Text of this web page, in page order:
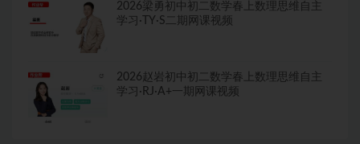
2026梁勇初中初二数学春上数理思维自主
学习·TY·S二期网课视频
2026赵岩初中初二数学春上数理思维自主
学习·RJ·A+一期网课视频